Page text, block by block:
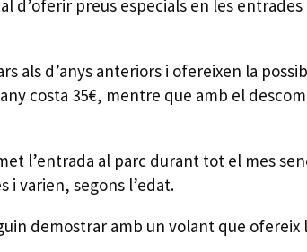
preus especials en les entrades
als d’anys anteriors i ofereixen la
costa 35€, mentre que amb el
l’entrada al parc durant tot el mes
i varien, segons l’edat.
demostrar amb un volant que